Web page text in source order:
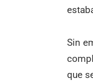
Sin
que